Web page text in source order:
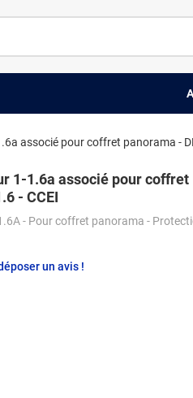
associé pour coffret panorama -
1-1.6a associé pour coffret
- CCEI
- Pour coffret panorama -
un avis !